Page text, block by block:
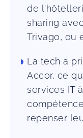
de
sharing
Trivago, ou
La tech a
Accor, ce
services IT
repenser